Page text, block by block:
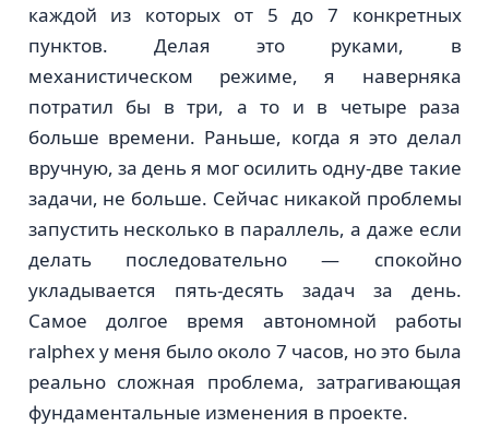
каждой из которых от 5 до 7 конкретных
пунктов. Делая это руками, в
механистическом режиме, я наверняка
потратил бы в три, а то и в четыре раза
больше времени. Раньше, когда я это делал
вручную, за день я мог осилить одну-две такие
задачи, не больше. Сейчас никакой проблемы
запустить несколько в параллель, а даже если
делать последовательно — спокойно
укладывается пять-десять задач за день.
Самое долгое время автономной работы
ralphex у меня было около 7 часов, но это была
реально сложная проблема, затрагивающая
фундаментальные изменения в проекте.